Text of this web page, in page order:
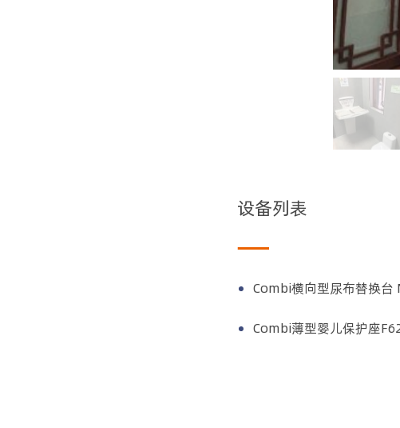
设备列表
Combi横向型尿布替换台
Combi薄型婴儿保护座